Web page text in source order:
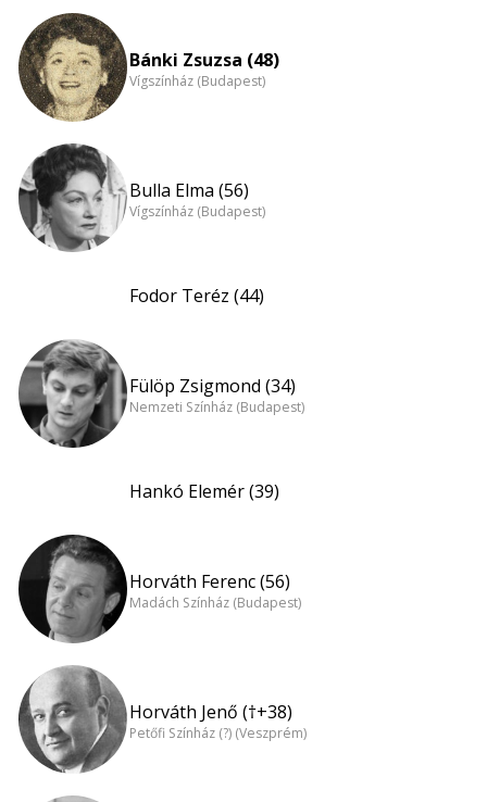
Bánki Zsuzsa (48)
Vígszínház (Budapest)
Bulla Elma (56)
Vígszínház (Budapest)
Fodor Teréz (44)
Fülöp Zsigmond (34)
Nemzeti Színház (Budapest)
Hankó Elemér (39)
Horváth Ferenc (56)
Madách Színház (Budapest)
Horváth Jenő (†+38)
Petőfi Színház (?) (Veszprém)